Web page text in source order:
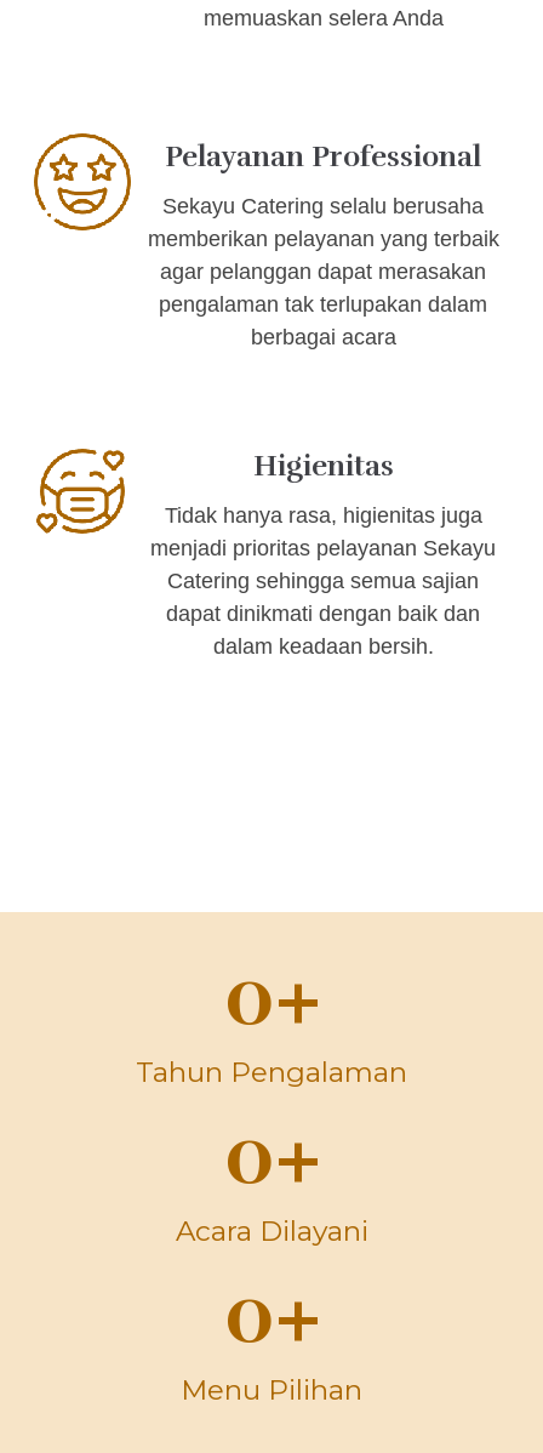
memuaskan selera Anda
Pelayanan Professional
Sekayu Catering selalu berusaha
memberikan pelayanan yang terbaik
agar pelanggan dapat merasakan
pengalaman tak terlupakan dalam
berbagai acara
Higienitas
Tidak hanya rasa, higienitas juga
menjadi prioritas pelayanan Sekayu
Catering sehingga semua sajian
dapat dinikmati dengan baik dan
dalam keadaan bersih.
Tahun Pengalaman
0+
Acara Dilayani
0+
Menu Pilihan
0+